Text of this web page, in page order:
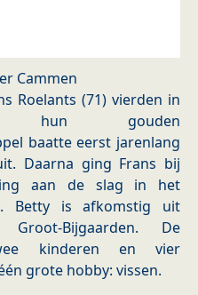
Cammen
Roelants (71) vierden in
hun gouden
baatte eerst jarenlang
Daarna ging Frans bij
aan de slag in het
Betty is afkomstig uit
Bijgaarden. De
kinderen en vier
grote hobby: vissen.